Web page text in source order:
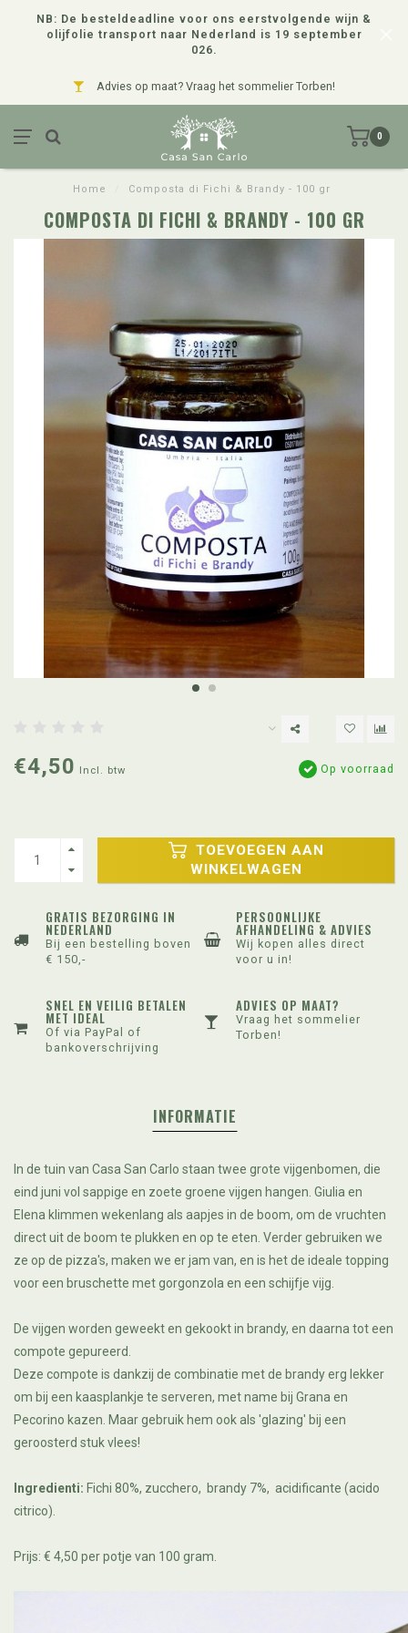
NB: De besteldeadline voor ons eerstvolgende wijn &
olijfolie transport naar Nederland is 19 september
026.
Advies op maat? Vraag het sommelier Torben!
0
Home Composta di Fichi & Brandy - 100 gr
COMPOSTA DI FICHI & BRANDY - 100 GR
€4,50 Incl. btw Op voorraad
TOEVOEGEN AAN
WINKELWAGEN
GRATIS BEZORGING IN
NEDERLAND
Bij een bestelling boven
€ 150,-
PERSOONLIJKE
AFHANDELING & ADVIES
Wij kopen alles direct
voor u in!
SNEL EN VEILIG BETALEN
MET IDEAL
Of via PayPal of
bankoverschrijving
ADVIES OP MAAT?
Vraag het sommelier
Torben!
INFORMATIE
In de tuin van Casa San Carlo staan twee grote vijgenbomen, die
eind juni vol sappige en zoete groene vijgen hangen. Giulia en
Elena klimmen wekenlang als aapjes in de boom, om de vruchten
direct uit de boom te plukken en op te eten. Verder gebruiken we
ze op de pizza's, maken we er jam van, en is het de ideale topping
voor een bruschette met gorgonzola en een schijfje vijg.
De vijgen worden geweekt en gekookt in brandy, en daarna tot een
compote gepureerd.
Deze compote is dankzij de combinatie met de brandy erg lekker
om bij een kaasplankje te serveren, met name bij Grana en
Pecorino kazen. Maar gebruik hem ook als 'glazing' bij een
geroosterd stuk vlees!
Ingredienti: Fichi 80%, zucchero, brandy 7%, acidificante (acido
citrico).
Prijs: € 4,50 per potje van 100 gram.